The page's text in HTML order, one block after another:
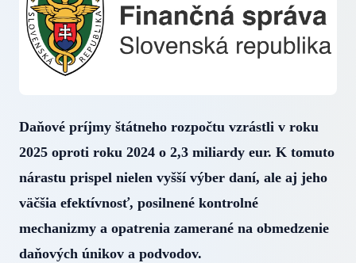
Daňové príjmy štátneho rozpočtu vzrástli v roku
2025 oproti roku 2024 o 2,3 miliardy eur. K tomuto
nárastu prispel nielen vyšší výber daní, ale aj jeho
väčšia efektívnosť, posilnené kontrolné
mechanizmy a opatrenia zamerané na obmedzenie
daňových únikov a podvodov.